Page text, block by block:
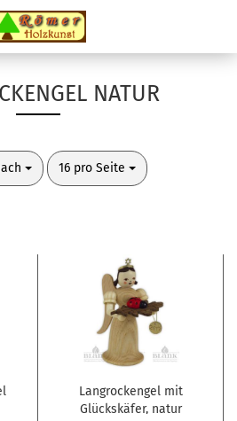
NATUR
16 pro Seite
pro Seite
Langrockengel mit
Glückskäfer, natur